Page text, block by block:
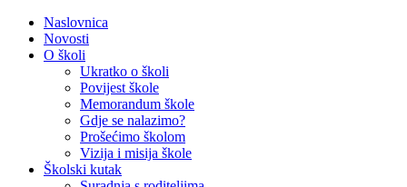
Naslovnica
Novosti
O školi
Ukratko o školi
Povijest škole
Memorandum škole
Gdje se nalazimo?
Prošećimo školom
Vizija i misija škole
Školski kutak